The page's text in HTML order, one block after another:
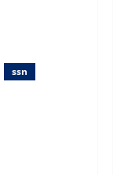
ssn